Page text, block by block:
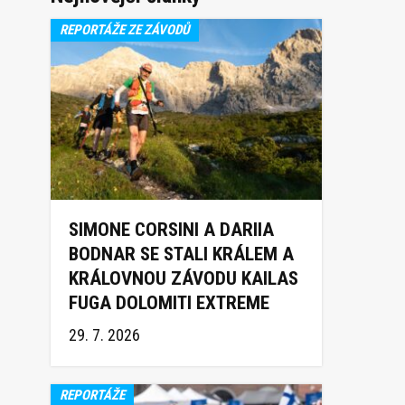
REPORTÁŽE ZE ZÁVODŮ
SIMONE CORSINI A DARIIA
BODNAR SE STALI KRÁLEM A
KRÁLOVNOU ZÁVODU KAILAS
FUGA DOLOMITI EXTREME
TRAIL 2026
29. 7. 2026
REPORTÁŽE